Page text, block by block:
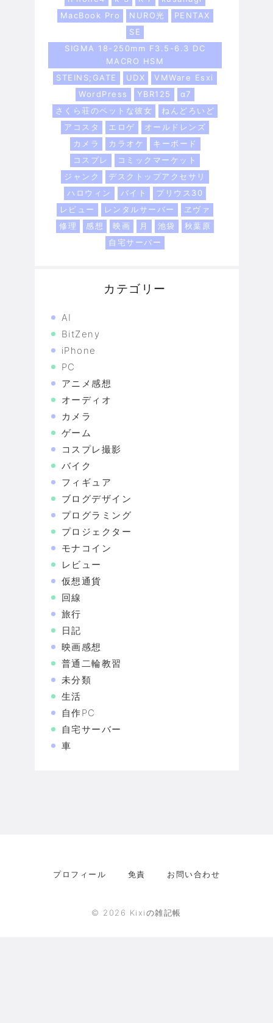
MacBook Pro
NURO光
PENTAX
SE
SIGMA 18-250mm F3.5-6.3 DC
MACRO HSM
STEINS;GATE
UDX
VMWare Esxi
WordPress
YBR125
α7
さくら荘のペットな彼女
ねんどろいど
アコスタ
エロゲ
オールドレンズ
カメラ
カラオケ
キーボード
コスプレ
コミックマーケット
ジャンク
デスクトップアクセサリ
ハロウィン
バイト
プリウス30
レビュー
レンタルサーバー
ヱヴァ
修理
感想 映画 月 池袋
秋葉原
自宅サーバー
カテゴリー
AI
BitZeny
iPhone
PC
アニメ感想
オーディオ
カメラ
ゲーム
コスプレ撮影
バイク
フィギュア
ブログデザイン
プログラミング
プロジェクター
モナコイン
レビュー
仮想通貨
回線
旅行
日記
映画感想
普通二輪教習
未分類
生活
自作PC
自宅サーバー
車
プロフィール 免責 お問い合わせ
© 2026 Kixiの雑記帳